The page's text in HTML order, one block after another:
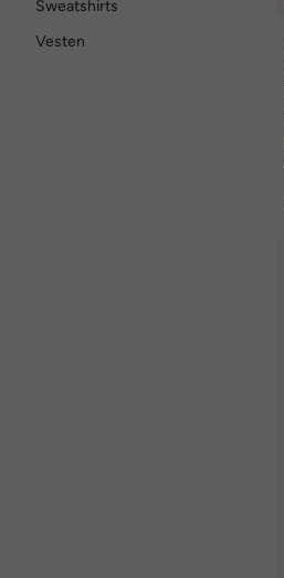
Sweatshirts
Vesten